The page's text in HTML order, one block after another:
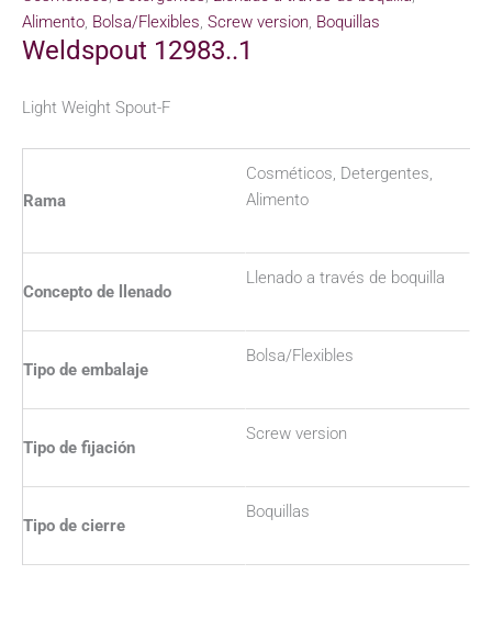
Alimento, Bolsa/Flexibles, Screw version, Boquillas
Weldspout 12983..1
Light Weight Spout-F
Rama
Cosméticos, Detergentes,
Alimento
Concepto de llenado
Llenado a través de boquilla
Tipo de embalaje
Bolsa/Flexibles
Tipo de fijación
Screw version
Tipo de cierre
Boquillas